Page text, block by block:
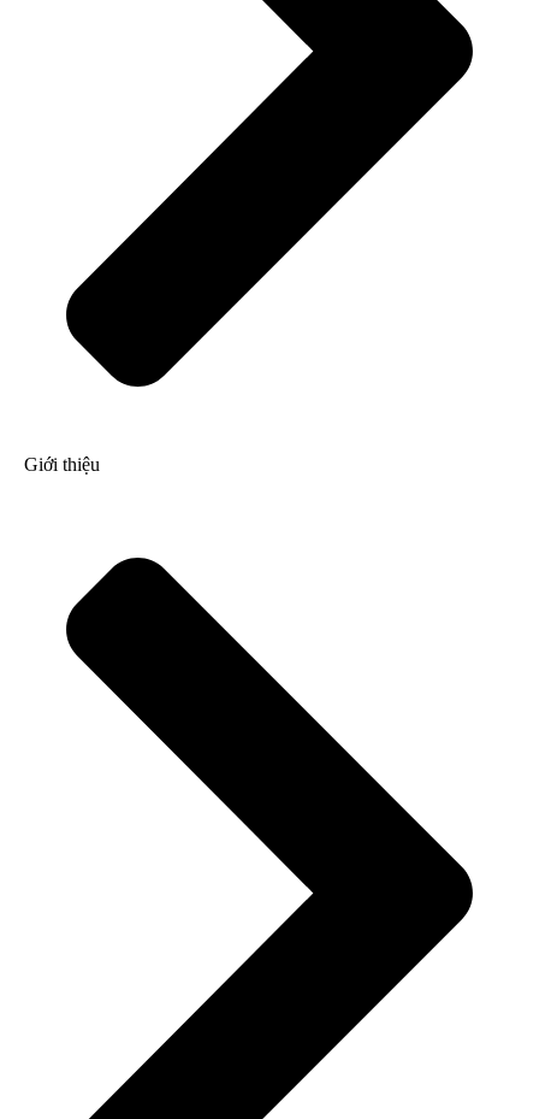
Giới thiệu